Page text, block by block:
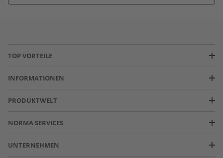
TOP VORTEILE
INFORMATIONEN
PRODUKTWELT
NORMA SERVICES
UNTERNEHMEN